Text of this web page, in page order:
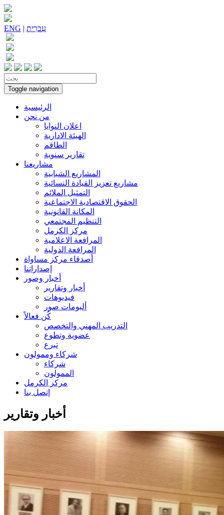
ENG | עִברִית
Toggle navigation
الرئيسية
من نحن
اعلان النوايا
الهيئة الادارية
الطاقم
تقارير سنوية
مشاريعنا
المشاريع الشبابية
مشاريع تعزيز القيادة النسائية
التمثيل الملائم
الحقوق الاقتصادية الاجتماعية
المكانة القانونية
التنظيم المجتمعي
مركز الكرمل
المرافعة الاعلامية
المرافعة الدولية
أصدقاء مركز مساواة
إصداراتنا
أخبار وصور
أخبار وتقارير
فيديوهات
ألبومات صور
كُن فعالاً
التدريب المهني والتخصص
عضوية وتطوع
تبرع
شركاء وممولون
شركاء
الممولون
مركز الكرمل
إتصل بنا
أخبار وتقارير